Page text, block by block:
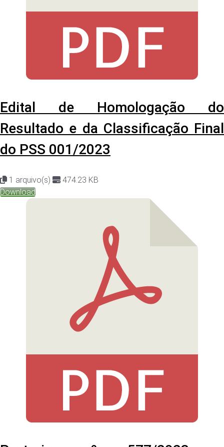
Edital de Homologação do
Resultado e da Classificação Final
do PSS 001/2023
1 arquivo(s)
474.23 KB
Download